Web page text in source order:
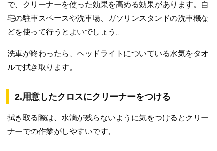
で、クリーナーを使った効果を高める効果があります。自
宅の駐車スペースや洗車場、ガソリンスタンドの洗車機な
どを使って行うとよいでしょう。
洗車が終わったら、ヘッドライトについている水気をタオ
ルで拭き取ります。
2.用意したクロスにクリーナーをつける
拭き取る際は、水滴が残らないように気をつけるとクリー
ナーでの作業がしやすいです。